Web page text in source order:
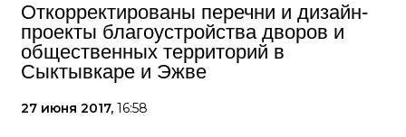
Откорректированы перечни и дизайн-
проекты благоустройства дворов и
общественных территорий в
Сыктывкаре и Эжве
27 июня 2017, 16:58